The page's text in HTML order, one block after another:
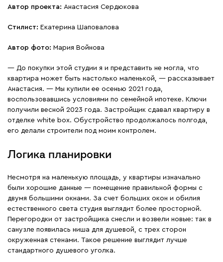
Автор проекта: Анастасия Сердюкова
Стилист: Екатерина Шаповалова
Автор фото: Мария Войнова
— До покупки этой студии я и представить не могла, что
квартира может быть настолько маленькой, — рассказывает
Анастасия. — Мы купили ее осенью 2021 года,
воспользовавшись условиями по семейной ипотеке. Ключи
получили весной 2023 года. Застройщик сдавал квартиру в
отделке white box. Обустройство продолжалось полгода,
его делали строители под моим контролем.
Логика планировки
Несмотря на маленькую площадь, у квартиры изначально
были хорошие данные — помещение правильной формы с
двумя большими окнами. За счет больших окон и обилия
естественного света студия выглядит более просторной.
Перегородки от застройщика снесли и возвели новые: так в
санузле появилась ниша для душевой, с трех сторон
окруженная стенами. Такое решение выглядит лучше
стандартного душевого уголка.